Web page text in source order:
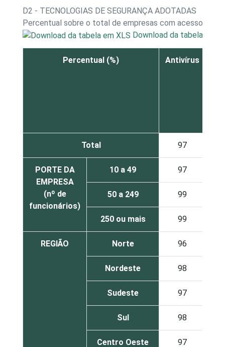
D2 - TECNOLOGIAS DE SEGURANÇA ADOTADAS
Percentual sobre o total de empresas com acesso à
Download da tabela em
Percentual (%) Antivírus
Total 97
PORTE DA
EMPRESA
(nº de
funcionários)
10 a 49 97
50 a 249 99
250 ou mais 99
REGIÃO Norte 96
Nordeste 98
Sudeste 97
Sul 98
Centro Oeste 97